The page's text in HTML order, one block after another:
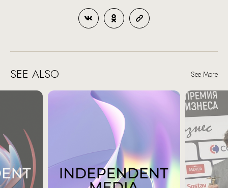
SEE ALSO See More